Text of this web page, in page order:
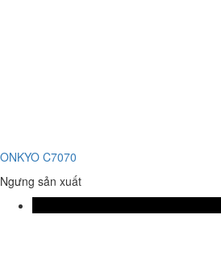
ONKYO C7070
Ngưng sản xuất